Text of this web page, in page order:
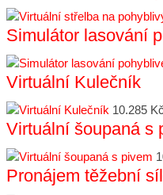
Simulátor lasování
Virtuální Kulečník
10.285 Kč
Virtuální šoupaná s
Pronájem těžební